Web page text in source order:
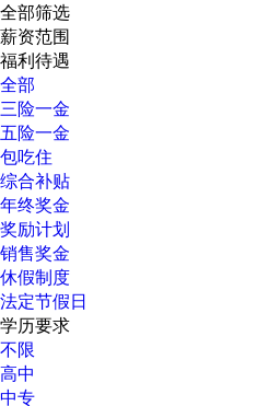
全部筛选
薪资范围
福利待遇
全部
三险一金
五险一金
包吃住
综合补贴
年终奖金
奖励计划
销售奖金
休假制度
法定节假日
学历要求
不限
高中
中专